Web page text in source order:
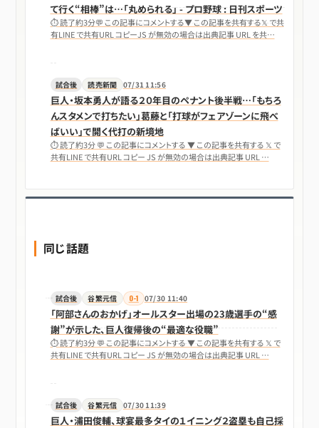
て行く“相棒”は…「丸められる」 - プロ野球 : 日刊スポーツ
⏱ 読了約3分💬 この記事にコメントする▼ この記事を共有する𝕏 で共
有LINE で共有URL コピーJS が無効の場合は出典記事 URL を共…
試合後 読売新聞 07/31 11:56
巨人・坂本勇人が語る２０年目のペナント後半戦…「もちろ
んスタメンで打ちたい」葛藤と「打球がフェアゾーンに飛べ
ばいい」で開く代打の新境地
⏱ 読了約3分 💬 この記事にコメントする ▼ この記事を共有する 𝕏 で
共有LINE で共有URL コピー JS が無効の場合は出典記事 URL …
同じ話題
試合後 谷繁元信 0-1 07/30 11:40
「阿部さんのおかげ」オールスター出場の23歳選手の“感
謝”が示した、巨人復帰後の“最適な役職”
⏱ 読了約3分 💬 この記事にコメントする ▼ この記事を共有する 𝕏 で
共有LINE で共有URL コピー JS が無効の場合は出典記事 URL …
試合後 谷繁元信 07/30 11:39
巨人・浦田俊輔、球宴最多タイの１イニング２盗塁も自己採